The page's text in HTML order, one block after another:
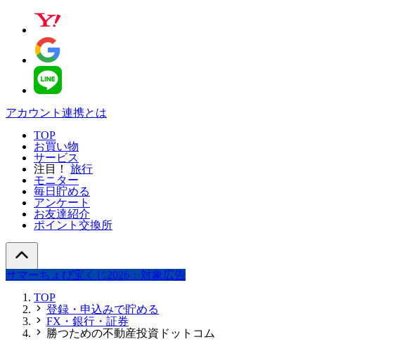
アカウント連携とは
TOP
お買い物
サービス
注目！
旅行
モニター
毎日貯める
アンケート
お友達紹介
ポイント交換所
サマーちょび宝くじ2026：対象広告
TOP
登録・申込みで貯める
FX・銀行・証券
勝つための不動産投資ドットコム